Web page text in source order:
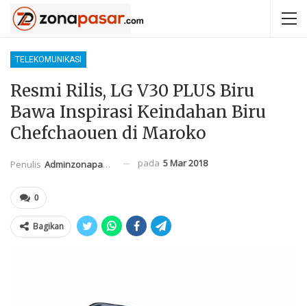
TELEKOMUNIKASI
Resmi Rilis, LG V30 PLUS Biru
Bawa Inspirasi Keindahan Biru
Chefchaouen di Maroko
Penulis Adminzonapasar pada 5 Mar 2018
0
Bagikan